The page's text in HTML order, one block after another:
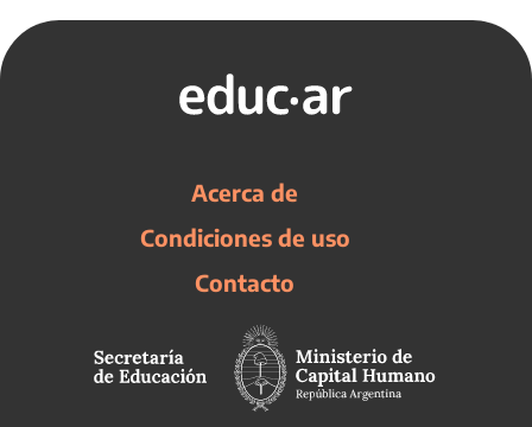
Acerca de
Condiciones de uso
Contacto